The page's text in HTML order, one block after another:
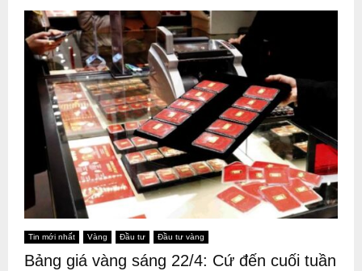
Tin mới nhất Vàng Đầu tư Đầu tư vàng
Bảng giá vàng sáng 22/4: Cứ đến cuối tuần